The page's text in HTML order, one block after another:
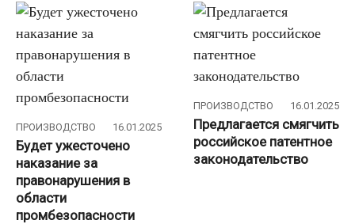
ПРОИЗВОДСТВО 16.01.2025
Будет ужесточено
наказание за
правонарушения в
области
промбезопасности
ПРОИЗВОДСТВО 16.01.2025
Предлагается смягчить
российское патентное
законодательство